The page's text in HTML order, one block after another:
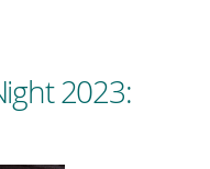
2023: